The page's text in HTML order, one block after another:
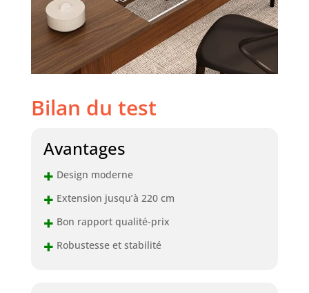
Bilan du test
Avantages
+ Design moderne
+ Extension jusqu’à 220 cm
+ Bon rapport qualité-prix
+ Robustesse et stabilité